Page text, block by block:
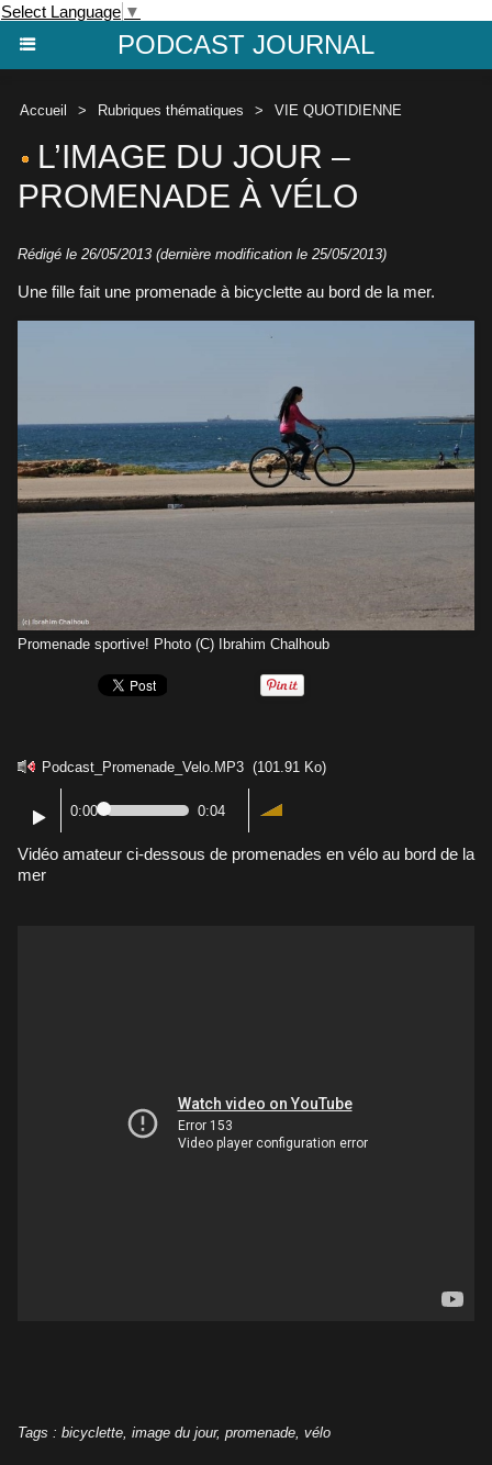
Select Language ▼
PODCAST JOURNAL
Accueil > Rubriques thématiques > VIE QUOTIDIENNE
L’IMAGE DU JOUR –
PROMENADE À VÉLO
Rédigé le 26/05/2013 (dernière modification le 25/05/2013)
Une fille fait une promenade à bicyclette au bord de la mer.
Promenade sportive! Photo (C) Ibrahim Chalhoub
Podcast_Promenade_Velo.MP3 (101.91 Ko)
0:00 0:04
Vidéo amateur ci-dessous de promenades en vélo au bord de la
mer
Tags : bicyclette, image du jour, promenade, vélo